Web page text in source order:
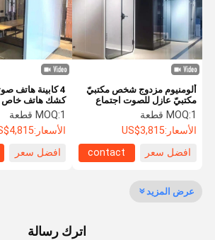
اطلب اقتباس
باب مضاد للصوت
باب معزول من الضوضاء
الباب المقاوم للنار
باب مضاد للحريق
ألومنيوم مزدوج شخص مكتبيّ
مكتبيّ عازل للصوت اجتماع
قرون
MOQ:1 قطعة
الأسعار:US$3,815
افضل سعر
contact
4 كابينة هاتف
كشك هاتف خاص
MOQ:1 قطعة
الأسعار:
افضل سعر
عرض المزيد
اترك رسالة